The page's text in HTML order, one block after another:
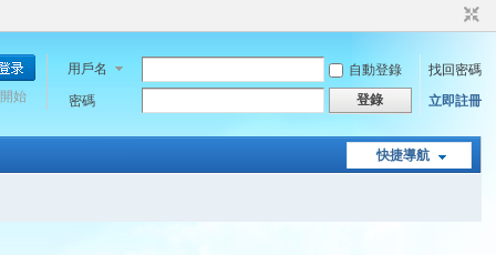
用戶名 自動登錄
找回密碼
密碼
登錄 立即註冊
始
快捷導航